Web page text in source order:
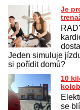
Je
Jeden simuluje
si pořídit domů?
10
se